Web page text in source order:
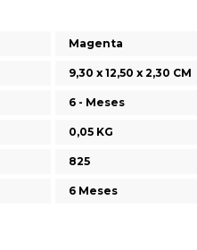
Magenta
9,30 x 12,50 x 2,30 CM
6 - Meses
0,05 KG
825
6 Meses